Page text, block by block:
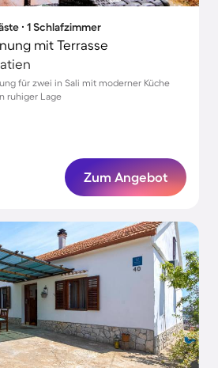
∙ 1 Schlafzimmer
mit Terrasse
für zwei in Sali mit moderner Küche
ruhiger Lage
Zum Angebot